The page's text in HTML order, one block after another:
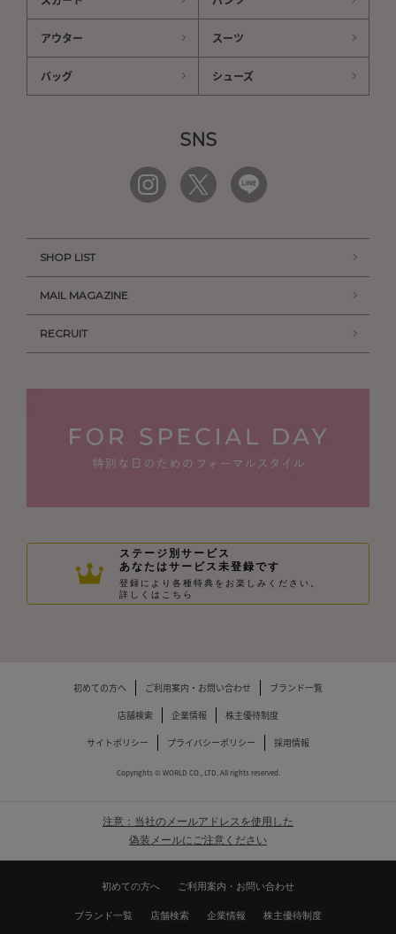
アウター スーツ
バッグ シューズ
SNS
SHOP LIST
MAIL MAGAZINE
RECRUIT
ステージ別サービス
あなたはサービス未登録です
登録により各種特典をお楽しみください。
詳しくはこちら
初めての方へ ご利用案内・お問い合わせ ブランド一覧
店舗検索 企業情報 株主優待制度
サイトポリシー プライバシーポリシー 採用情報
Copyrights © WORLD CO., LTD. All rights reserved.
注意：当社のメールアドレスを使用した
偽装メールにご注意ください
初めての方へ ご利用案内・お問い合わせ
ブランド一覧 店舗検索 企業情報 株主優待制度